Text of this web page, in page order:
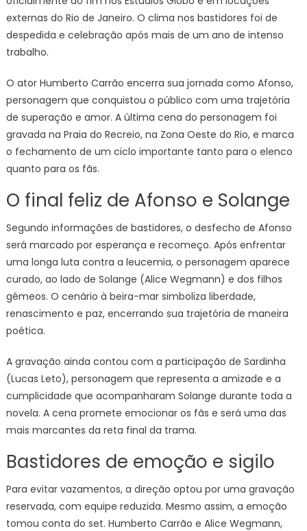
externas do Rio de Janeiro. O clima nos bastidores foi de
despedida e celebração após mais de um ano de intenso
trabalho.
O ator Humberto Carrão encerra sua jornada como Afonso,
personagem que conquistou o público com uma trajetória
de superação e amor. A última cena do personagem foi
gravada na Praia do Recreio, na Zona Oeste do Rio, e marca
o fechamento de um ciclo importante tanto para o elenco
quanto para os fãs.
O final feliz de Afonso e Solange
Segundo informações de bastidores, o desfecho de Afonso
será marcado por esperança e recomeço. Após enfrentar
uma longa luta contra a leucemia, o personagem aparece
curado, ao lado de Solange (Alice Wegmann) e dos filhos
gêmeos. O cenário à beira-mar simboliza liberdade,
renascimento e paz, encerrando sua trajetória de maneira
poética.
A gravação ainda contou com a participação de Sardinha
(Lucas Leto), personagem que representa a amizade e a
cumplicidade que acompanharam Solange durante toda a
novela. A cena promete emocionar os fãs e será uma das
mais marcantes da reta final da trama.
Bastidores de emoção e sigilo
Para evitar vazamentos, a direção optou por uma gravação
reservada, com equipe reduzida. Mesmo assim, a emoção
tomou conta do set. Humberto Carrão e Alice Wegmann,